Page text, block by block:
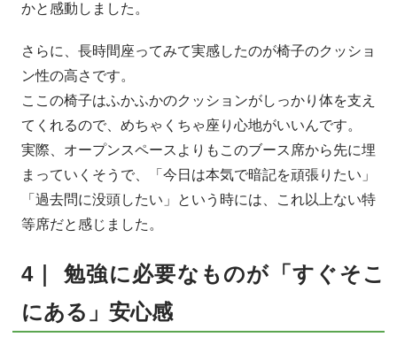
かと感動しました。
さらに、長時間座ってみて実感したのが椅子のクッショ
ン性の高さです。
ここの椅子はふかふかのクッションがしっかり体を支え
てくれるので、めちゃくちゃ座り心地がいいんです。
実際、オープンスペースよりもこのブース席から先に埋
まっていくそうで、「今日は本気で暗記を頑張りたい」
「過去問に没頭したい」という時には、これ以上ない特
等席だと感じました。
4｜ 勉強に必要なものが「すぐそこ
にある」安心感